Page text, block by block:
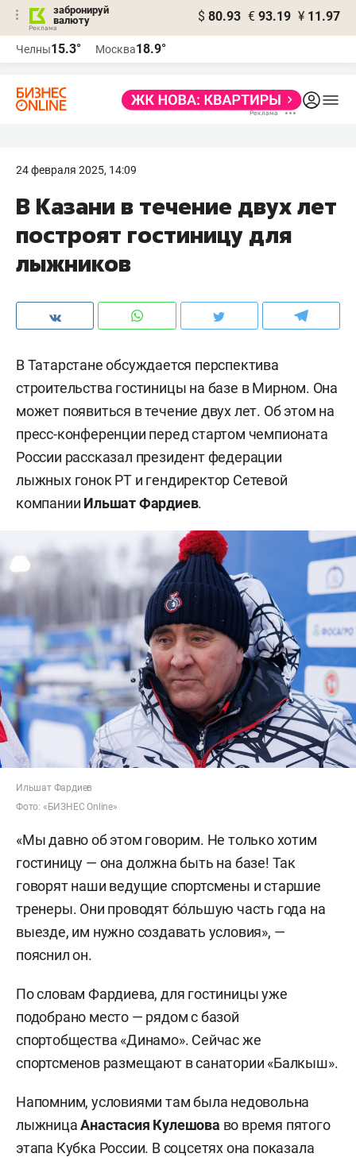
забронируй
валюту
$ 80.93 € 93.19 ¥ 11.97
Челны15.3° Москва18.9°
24 февраля 2025, 14:09
В Казани в течение двух лет
построят гостиницу для
лыжников
В Татарстане обсуждается перспектива
строительства гостиницы на базе в Мирном. Она
может появиться в течение двух лет. Об этом на
пресс-конференции перед стартом чемпионата
России рассказал президент федерации
лыжных гонок РТ и гендиректор Сетевой
компании Ильшат Фардиев.
Ильшат Фардиев
Фото: «БИЗНЕС Online»
«Мы давно об этом говорим. Не только хотим
гостиницу — она должна быть на базе! Так
говорят наши ведущие спортсмены и старшие
тренеры. Они проводят бо́льшую часть года на
выезде, им нужно создавать условия», —
пояснил он.
По словам Фардиева, для гостиницы уже
подобрано место — рядом с базой
спортобщества «Динамо». Сейчас же
спортсменов размещают в санатории «Балкыш».
Напомним, условиями там была недовольна
лыжницаАнастасия Кулешова во время пятого
этапа Кубка России. В соцсетях она показала